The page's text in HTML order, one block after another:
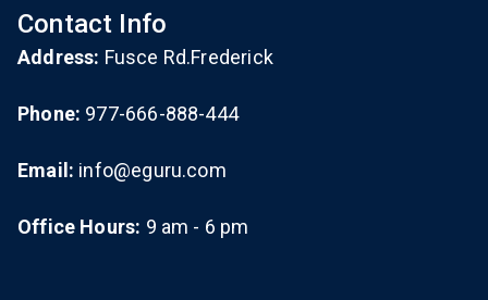
Contact Info
Address: Fusce Rd.Frederick
Phone: 977-666-888-444
Email: info@eguru.com
Office Hours: 9 am - 6 pm